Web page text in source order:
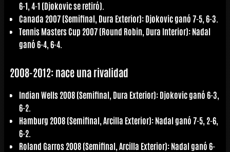
6-1, 4-1 (Djokovic se retiró).
Canada 2007 (Semifinal, Dura Exterior): Djokovic ganó 7-5, 6-3.
Tennis Masters Cup 2007 (Round Robin, Dura Interior): Nadal
ganó 6-4, 6-4.
2008-2012: nace una rivalidad
Indian Wells 2008 (Semifinal, Dura Exterior): Djokovic ganó 6-3,
6-2.
Hamburg 2008 (Semifinal, Arcilla Exterior): Nadal ganó 7-5, 2-6,
6-2.
Roland Garros 2008 (Semifinal, Arcilla Exterior): Nadal ganó 6-